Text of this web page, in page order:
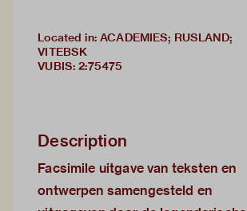
Located in: ACADEMIES; RUSLAND;
VITEBSK
VUBIS: 2:75475
Description
Facsimile uitgave van teksten en
ontwerpen samengesteld en